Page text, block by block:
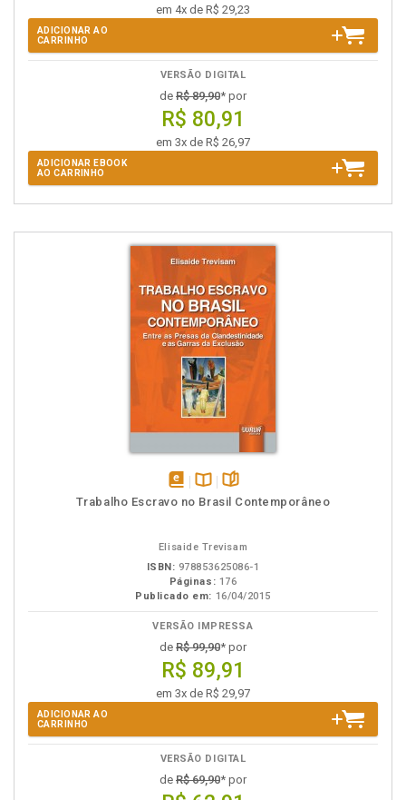
em 4x de R$ 29,23
ADICIONAR AO
CARRINHO
VERSÃO DIGITAL
de R$ 89,90* por
R$ 80,91
em 3x de R$ 26,97
ADICIONAR EBOOK
AO CARRINHO
disponívelDisponível
páginas
Trabalho Escravo no Brasil Contemporâneo
Elisaide Trevisam
ISBN: 978853625086-1
Páginas: 176
Publicado em: 16/04/2015
VERSÃO IMPRESSA
de R$ 99,90* por
R$ 89,91
em 3x de R$ 29,97
ADICIONAR AO
CARRINHO
VERSÃO DIGITAL
de R$ 69,90* por